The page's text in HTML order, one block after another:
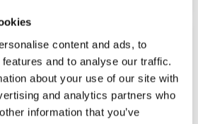
content and ads, to
and to analyse our traffic.
about your use of our site with
and analytics partners who
information that you’ve